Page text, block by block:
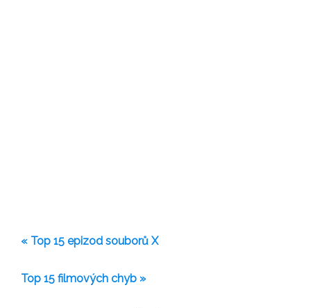
« Top 15 epizod souborů X
Top 15 filmových chyb »